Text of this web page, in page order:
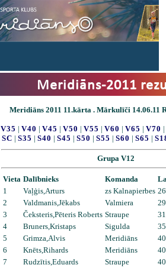
Meridiāns-2011
Meridiāns 2011 11.kārta . Mārkulīči 14.06.11
V35 | V40 | V45 | V50 | V55 | V60 | V65 | V70 |
SC | S35 | S40 | S45 | S50 | S55 | S60 | S65 |
Grupa V12
Vieta Dalībnieks Komanda
1
Vaļģis,Arturs zs Kalnapierbes
2
Valdmanis,Jēkabs Valmiera
3
Čeksteris,Pēteris Roberts Straupe
4
Bruners,Kristaps Sigulda
5
Grimza,Alvis Meridiāns
6
Knēts,Rihards Meridiāns
7
Rudzītis,Eduards Straupe